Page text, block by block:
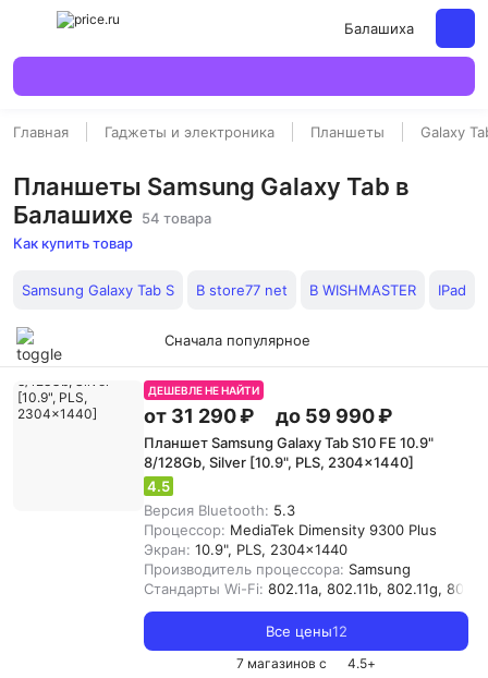
Балашиха
Главная Гаджеты и электроника Планшеты Galaxy
Планшеты Samsung Galaxy Tab в
Балашихе
54 товара
Как купить товар
Samsung Galaxy Tab S В store77 net В WISHMASTER IPad
Сначала популярное
ДЕШЕВЛЕ НЕ НАЙТИ
от 31 290 ₽ до 59 990 ₽
Планшет Samsung Galaxy Tab S10 FE 10.9"
8/128Gb, Silver [10.9", PLS, 2304x1440]
4.5
Версия Bluetooth: 5.3
Процессор: MediaTek Dimensity 9300 Plus
Экран: 10.9", PLS, 2304x1440
Производитель процессора: Samsung
Стандарты Wi-Fi: 802.11a, 802.11b, 802.11g,
Все цены12
7 магазинов с 4.5+